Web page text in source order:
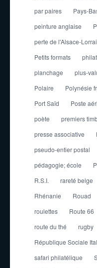
par paires
Pays-
peinture anglaise
perte de l'Alsace-
Petits formats
planchage
plus-
Polaire
Polynésie
Port Saïd
Poste
poète
premiers
presse associative
pseudo-entier postal
pédagogie; école
R.S.I.
rareté belge
Rhénanie
Rouad
roulettes
Route 66
route du thé
rugby
République Sociale
safari philatélique